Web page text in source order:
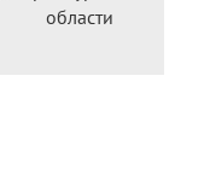
области